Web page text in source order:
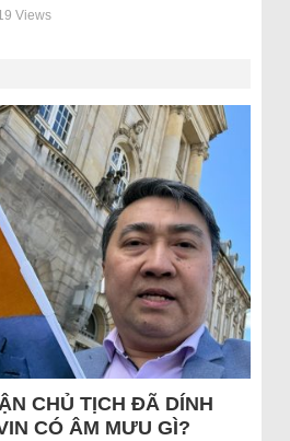
Views
CHỦ TỊCH ĐÃ DÍNH
CÓ ÂM MƯU GÌ?